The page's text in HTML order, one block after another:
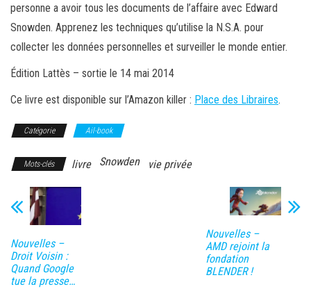
personne a avoir tous les documents de l’affaire avec Edward
Snowden. Apprenez les techniques qu’utilise la N.S.A. pour
collecter les données personnelles et surveiller le monde entier.
Édition Lattès – sortie le 14 mai 2014
Ce livre est disponible sur l’Amazon killer : Place des Libraires.
Catégorie Ail-book
Mots-clés livre Snowden vie privée
Nouvelles –
Droit Voisin :
Quand Google
tue la presse…
Nouvelles –
AMD rejoint la
fondation
BLENDER !